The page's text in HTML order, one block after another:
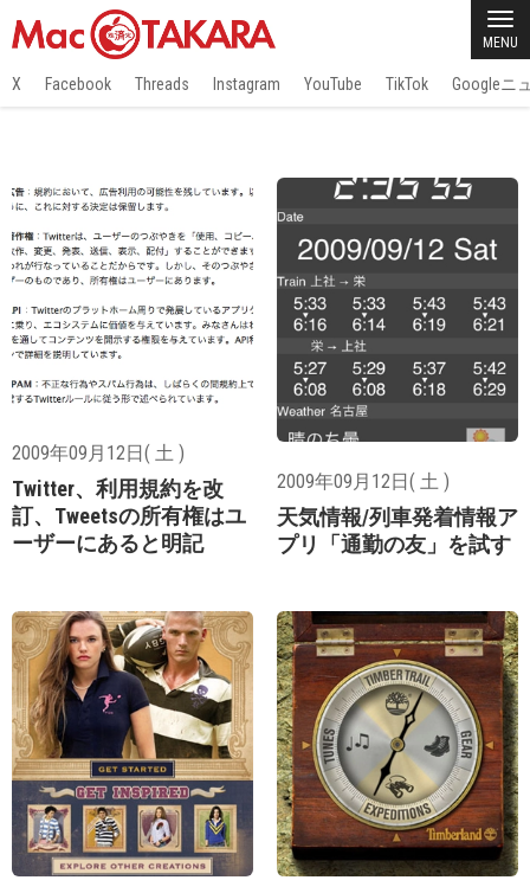
MENU
X Facebook Threads Instagram YouTube TikTok Googleニ
2009年09月12日( 土 )
Twitter、利用規約を改
訂、Tweetsの所有権はユ
ーザーにあると明記
2009年09月12日( 土 )
天気情報/列車発着情報ア
プリ「通勤の友」を試す